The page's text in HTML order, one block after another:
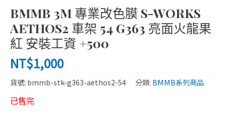
BMMB 3M 專業改色膜 S-WORKS
AETHOS2 車架 54 G363 亮面火龍果
紅 安裝工資 +500
NT$1,000
貨號: bmmb-stk-g363-aethos2-54 分類: BMMB系列商品
已售完